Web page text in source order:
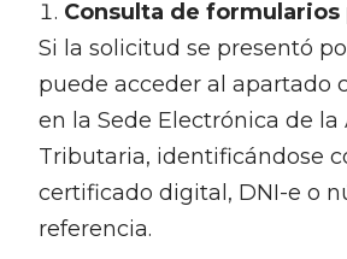
Consulta de
Si la solicitud se presentó
puede acceder al apartado
en la Sede Electrónica de la
Tributaria, identificándose
certificado digital, DNI-e o
referencia.